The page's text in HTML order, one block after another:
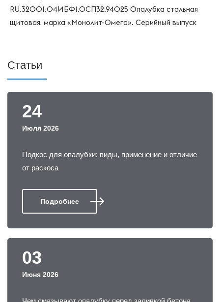
Статьи
24
Июля 2026
Подкос для опалубки: виды, применение и отличие
от раскоса
Подробнее
03
Июня 2026